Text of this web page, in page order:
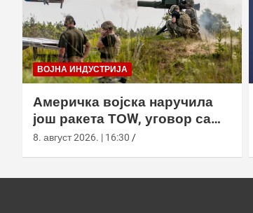
ВОЈНА ИНДУСТРИЈА
Америчка војска наручила
још ракета ТОW, уговор са
Раyтхеон порастао на 750,8
8. август 2026. | 16:30